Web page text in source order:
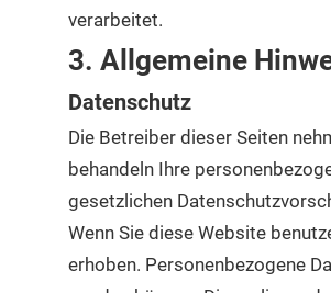
verarbeitet.
3. Allgemeine
Datenschutz
Die Betreiber dieser Seiten
behandeln Ihre
gesetzlichen
Wenn Sie diese Website
erhoben. Personenbezogene